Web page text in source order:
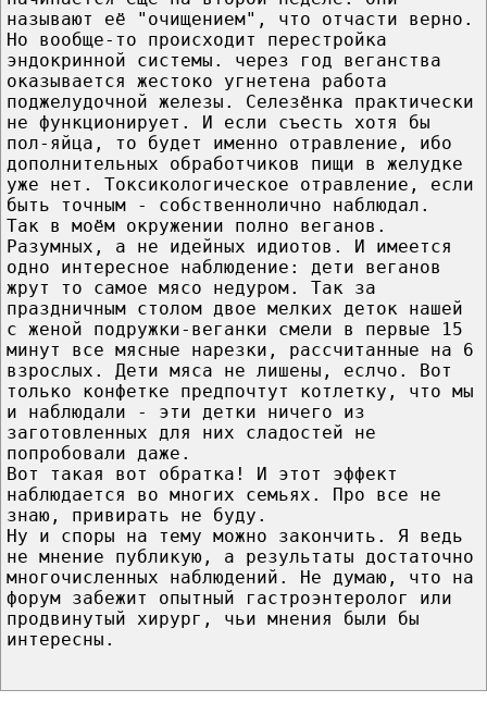
называют её "очищением", что отчасти верно.
Но вообще-то происходит перестройка
эндокринной системы. через год веганства
оказывается жестоко угнетена работа
поджелудочной железы. Селезёнка практически
не функционирует. И если съесть хотя бы
пол-яйца, то будет именно отравление, ибо
дополнительных обработчиков пищи в желудке
уже нет. Токcикологическое отравление, если
быть точным - собственнолично наблюдал.
Так в моём окружении полно веганов.
Разумных, а не идейных идиотов. И имеется
одно интересное наблюдение: дети веганов
жрут то самое мясо недуром. Так за
праздничным столом двое мелких деток нашей
с женой подружки-веганки смели в первые 15
минут все мясные нарезки, рассчитанные на 6
взрослых. Дети мяса не лишены, еслчо. Вот
только конфетке предпочтут котлетку, что мы
и наблюдали - эти детки ничего из
заготовленных для них сладостей не
попробовали даже.
Вот такая вот обратка! И этот эффект
наблюдается во многих семьях. Про все не
знаю, привирать не буду.
Ну и споры на тему можно закончить. Я ведь
не мнение публикую, а результаты достаточно
многочисленных наблюдений. Не думаю, что на
форум забежит опытный гастроэнтеролог или
продвинутый хирург, чьи мнения были бы
интересны.